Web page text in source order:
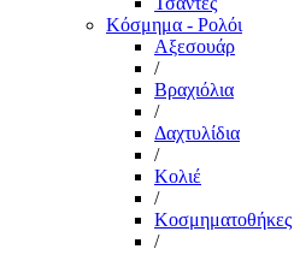
Κόσμημα - Ρολόι
Αξεσουάρ
/
Βραχιόλια
/
Δαχτυλίδια
/
Κολιέ
/
Κοσμηματοθήκες
/